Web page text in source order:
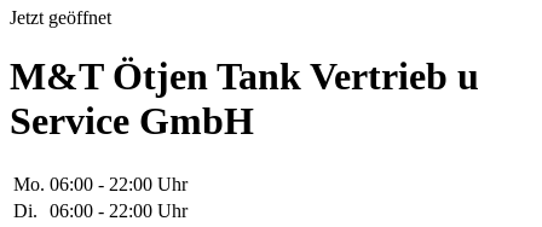
Jetzt geöffnet
M&T Ötjen Tank Vertrieb u
Service GmbH
Mo. 06:00 - 22:00 Uhr
Di.
06:00 - 22:00 Uhr